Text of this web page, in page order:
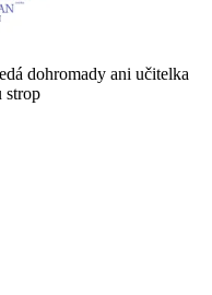
dohromady ani učitelka
strop